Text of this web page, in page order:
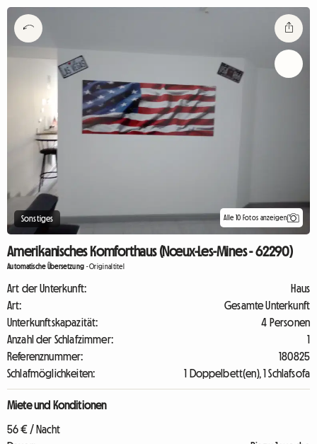
Sonstiges Alle 10 Fotos anzeigen
Amerikanisches Komforthaus (Nœux-Les-Mines - 62290)
Automatische Übersetzung -Originaltitel
Art der Unterkunft:
Haus
Art:
Gesamte Unterkunft
Unterkunftskapazität:
4 Personen
Anzahl der Schlafzimmer:
1
Referenznummer:
180825
Schlafmöglichkeiten:
1 Doppelbett(en), 1 Schlafsofa
Miete und Konditionen
56 € / Nacht